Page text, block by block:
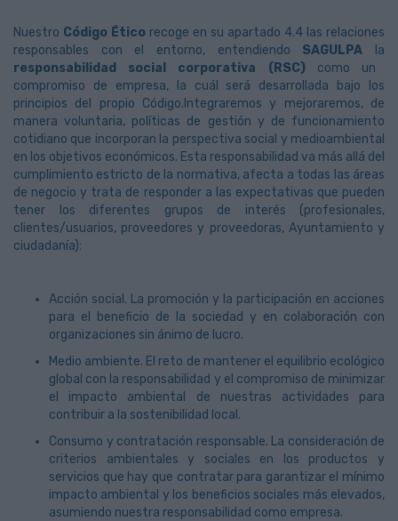
Nuestro Código Ético recoge en su apartado 4.4 las relaciones
responsables con el entorno, entendiendo SAGULPA
la
responsabilidad social corporativa (RSC) como un
compromiso de empresa, la cuál será desarrollada bajo los
principios del propio Código.Integraremos y mejoraremos, de
manera voluntaria, políticas de gestión y de funcionamiento
cotidiano que incorporan la perspectiva social y medioambiental
en los objetivos económicos. Esta responsabilidad va más allá del
cumplimiento estricto de la normativa, afecta a todas las áreas
de negocio y trata de responder a las expectativas que pueden
tener los diferentes grupos de interés (profesionales,
clientes/usuarios, proveedores y proveedoras, Ayuntamiento y
ciudadanía):
Acción social. La promoción y la participación en acciones
para el beneficio de la sociedad y en colaboración con
organizaciones sin ánimo de lucro.
Medio ambiente. El reto de mantener el equilibrio ecológico
global con la responsabilidad y el compromiso de minimizar
el impacto ambiental de nuestras actividades para
contribuir a la sostenibilidad local.
Consumo y contratación responsable. La consideración de
criterios ambientales y sociales en los productos y
servicios que hay que contratar para garantizar el mínimo
impacto ambiental y los beneficios sociales más elevados,
asumiendo nuestra responsabilidad como empresa.